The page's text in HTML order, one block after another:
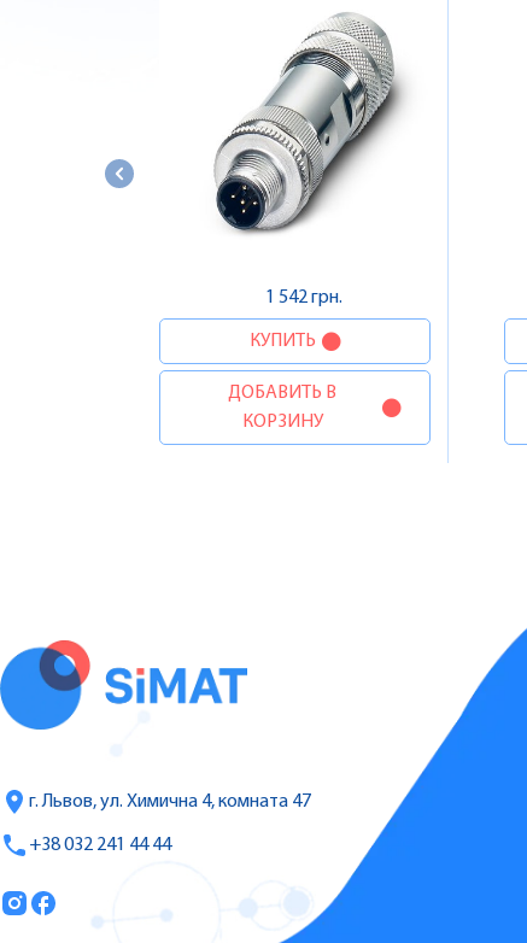
1 542 грн.
КУПИТЬ
ДОБАВИТЬ В
КОРЗИНУ
г. Львов, ул. Химична 4, комната 47
+38 032 241 44 44